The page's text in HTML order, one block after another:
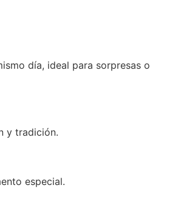
día, ideal para sorpresas o
y tradición.
especial.